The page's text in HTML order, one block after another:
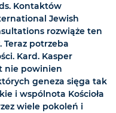
Kontaktów
Jewish
rozwiąże ten
potrzeba
Kard. Kasper
nie powinien
geneza sięga tak
i wspólnota Kościoła
wiele pokoleń i